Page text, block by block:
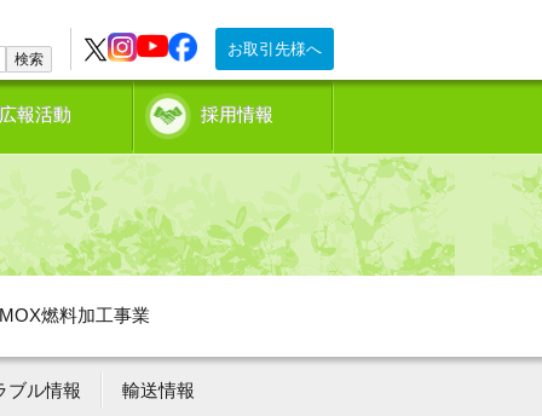
お取引先様へ
検索
報活動 採用情報
燃料加工事業
ブル情報 輸送情報